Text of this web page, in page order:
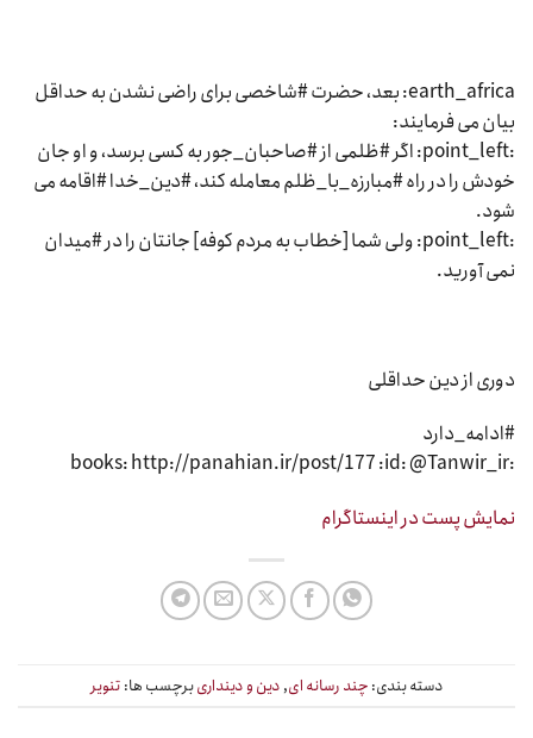
earth_africa: بعد، حضرت #شاخصی برای راضی نشدن به حداقل
بیان می فرمایند:
:point_left: اگر #ظلمی از #صاحبان_جور به کسی برسد، و او جان
خودش را در راه #مبارزه_با_ظلم معامله کند، #دین_خدا #اقامه می
شود.
:point_left: ولی شما [خطاب به مردم کوفه] جانتان را در #میدان
نمی آورید.
دوری از دین حداقلی
#ادامه_دارد
:books: http://panahian.ir/post/177 :id: @Tanwir_ir
نمایش پست در اینستاگرام
دسته بندی: چند رسانه ای, دین و دینداریبرچسب ها: تنویر